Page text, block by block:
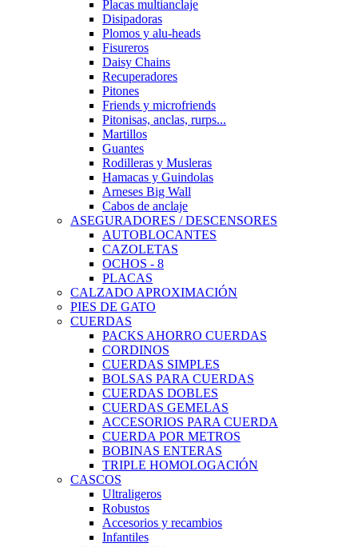
Placas multianclaje
Disipadoras
Plomos y alu-heads
Fisureros
Daisy Chains
Recuperadores
Pitones
Friends y microfriends
Pitonisas, anclas, rurps...
Martillos
Guantes
Rodilleras y Musleras
Hamacas y Guindolas
Arneses Big Wall
Cabos de anclaje
ASEGURADORES / DESCENSORES
AUTOBLOCANTES
CAZOLETAS
OCHOS - 8
PLACAS
CALZADO APROXIMACIÓN
PIES DE GATO
CUERDAS
PACKS AHORRO CUERDAS
CORDINOS
CUERDAS SIMPLES
BOLSAS PARA CUERDAS
CUERDAS DOBLES
CUERDAS GEMELAS
ACCESORIOS PARA CUERDA
CUERDA POR METROS
BOBINAS ENTERAS
TRIPLE HOMOLOGACIÓN
CASCOS
Ultraligeros
Robustos
Accesorios y recambios
Infantiles